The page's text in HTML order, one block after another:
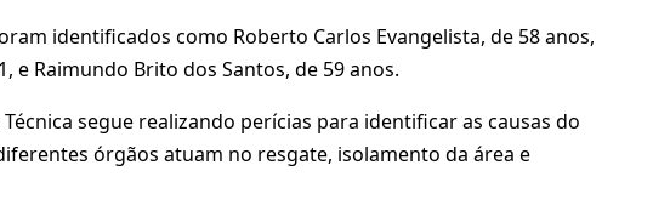
identificados como Roberto Carlos Evangelista, de 58 anos,
e Raimundo Brito dos Santos, de 59 anos.
segue realizando perícias para identificar as causas do
órgãos atuam no resgate, isolamento da área e